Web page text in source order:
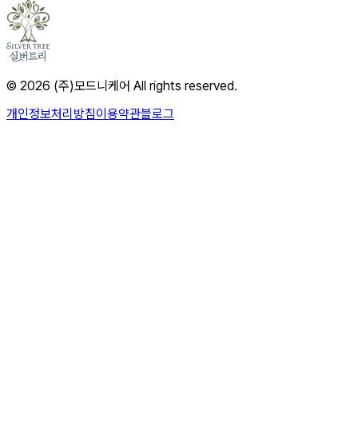
© 2026 (주)모드니케어 All rights reserved.
개인정보처리방침이용약관블로그